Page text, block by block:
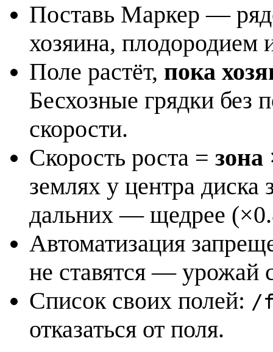
Поставь Маркер —
хозяина,
Поле растёт, пока
Бесхозные грядки без
скорости.
Скорость роста = зона
землях у центра
дальних — щедрее
Автоматизация
не ставятся — урожай
Список своих полей: /
отказаться от поля.